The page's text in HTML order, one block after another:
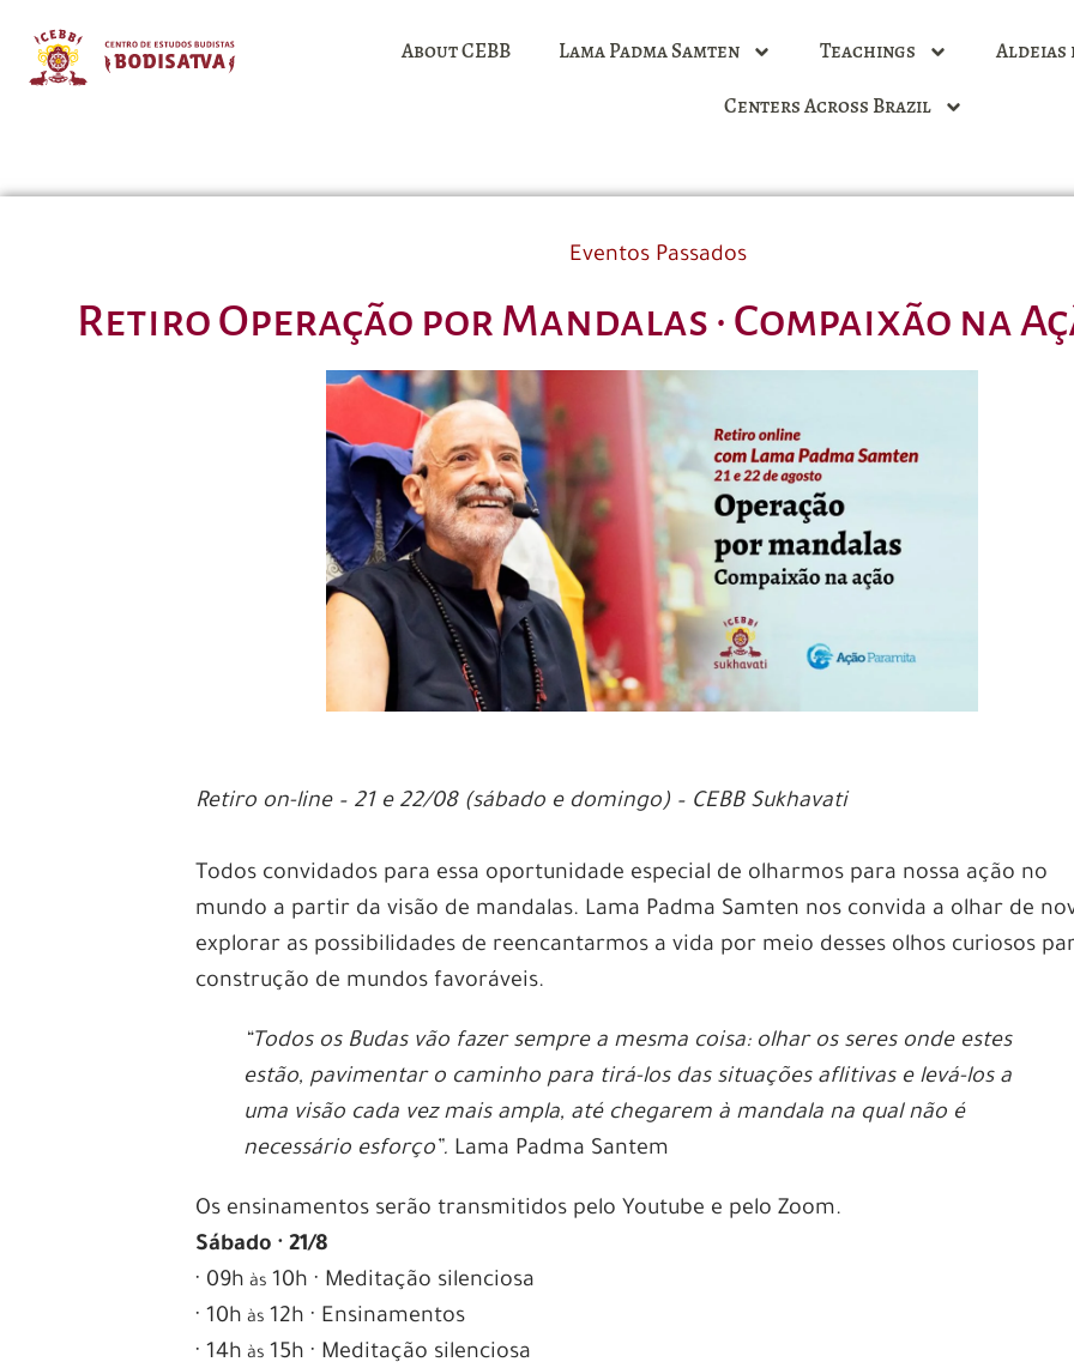
About CEBB Lama Padma Samten Teachings
Aldeias
Centers Across Brazil
Eventos Passados
Retiro Operação por Mandalas · Compaixão na
Retiro on-line – 21 e 22/08 (sábado e domingo) – CEBB Sukhavati
Todos convidados para essa oportunidade especial de olharmos para nossa ação no
mundo a partir da visão de mandalas. Lama Padma Samten nos convida a olhar de
explorar as possibilidades de reencantarmos a vida por meio desses olhos curiosos
construção de mundos favoráveis.
“Todos os Budas vão fazer sempre a mesma coisa: olhar os seres onde estes
estão, pavimentar o caminho para tirá-los das situações aflitivas e levá-los a
uma visão cada vez mais ampla, até chegarem à mandala na qual não é
necessário esforço”. Lama Padma Santem
Os ensinamentos serão transmitidos pelo Youtube e pelo Zoom.
Sábado · 21/8
· 09h às 10h · Meditação silenciosa
· 10h às 12h · Ensinamentos
· 14h às 15h · Meditação silenciosa